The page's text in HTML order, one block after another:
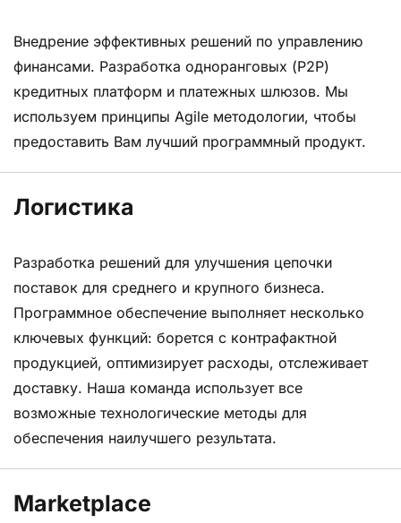
Внедрение эффективных решений по управлению
финансами. Разработка одноранговых (P2P)
кредитных платформ и платежных шлюзов. Мы
используем принципы Agile методологии, чтобы
предоставить Вам лучший программный продукт.
Логистика
Разработка решений для улучшения цепочки
поставок для среднего и крупного бизнеса.
Программное обеспечение выполняет несколько
ключевых функций: борется с контрафактной
продукцией, оптимизирует расходы, отслеживает
доставку. Наша команда использует все
возможные технологические методы для
обеспечения наилучшего результата.
Marketplace